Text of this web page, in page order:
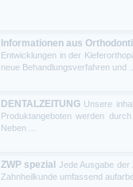
Informationen aus
Entwicklungen in der
neue Behandlungsverfahren und ...
DENTALZEITUNG Unsere
Produktangeboten werden
Neben ...
ZWP spezial Jede Ausgabe der
Zahnheilkunde umfassend